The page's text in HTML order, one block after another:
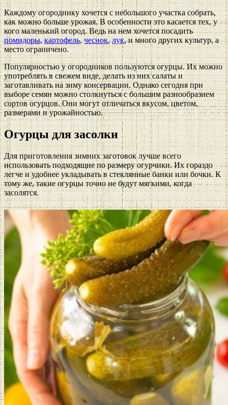
Каждому огороднику хочется с небольшого участка собрать,
как можно больше урожая. В особенности это касается тех, у
кого маленький огород. Ведь на нем хочется посадить
помидоры,картофель,чеснок,лук, и много других культур, а
место ограничено.
Популярностью у огородников пользуются огурцы. Их можно
употреблять в свежем виде, делать из них салаты и
заготавливать на зиму консервации. Однако сегодня при
выборе семян можно столкнуться с большим разнообразием
сортов огурцов. Они могут отличаться вкусом, цветом,
размерами и урожайностью.
Огурцы для засолки
Для приготовления зимних заготовок лучше всего
использовать подходящие по размеру огурчики. Их гораздо
легче и удобнее укладывать в стеклянные банки или бочки. К
тому же, такие огурцы точно не будут мягкими, когда
засолятся.